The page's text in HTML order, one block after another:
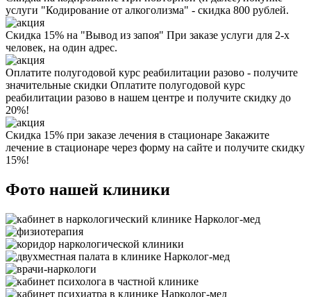
услуги "Кодирование от алкоголизма" - скидка 800 рублей.
Скидка 15% на "Вывод из запоя" При заказе услуги для 2-х
человек, на один адрес.
Оплатите полугодовой курс реабилитации разово - получите
значительные скидки Оплатите полугодовой курс
реабилитации разово в нашем центре и получите скидку до
20%!
Скидка 15% при заказе лечения в стационаре Закажите
лечение в стационаре через форму на сайте и получите скидку
15%!
Фото нашей клиники